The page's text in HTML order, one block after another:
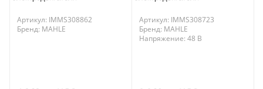
Артикул: IMMS308862
Бренд: MAHLE
Артикул: IMMS308723
Бренд: MAHLE
Напряжение: 48 В